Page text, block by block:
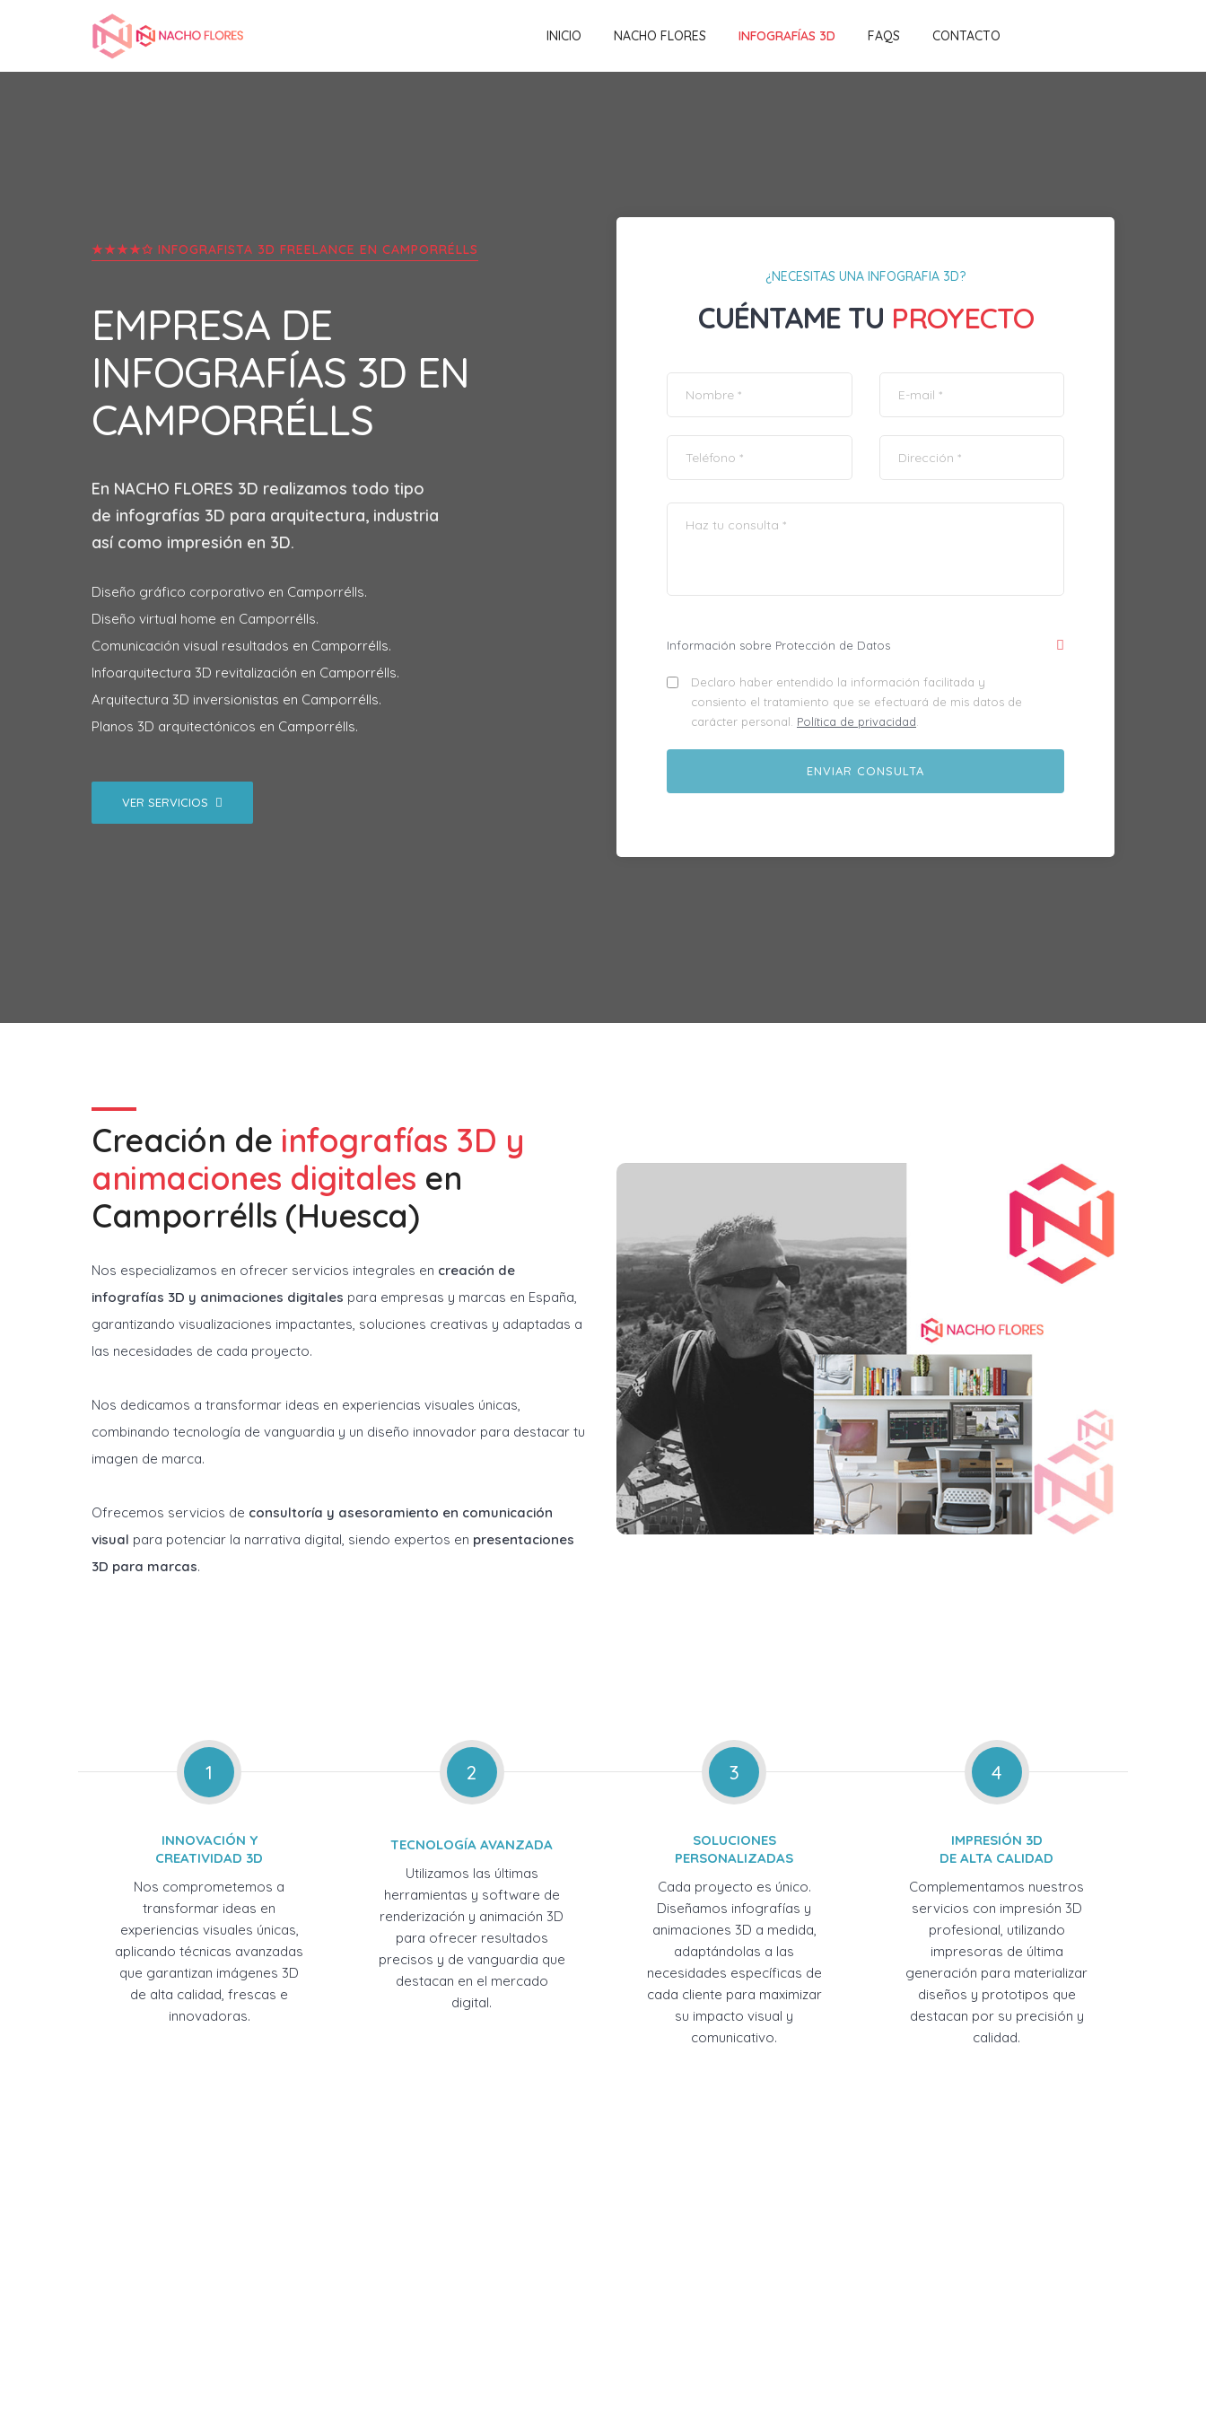
INICIO NACHO FLORES INFOGRAFÍAS 3D FAQS CONTACTO
★★★★✩ INFOGRAFISTA 3D FREELANCE EN CAMPORRÉLLS
EMPRESA DE
INFOGRAFÍAS 3D EN
CAMPORRÉLLS
En NACHO FLORES 3D realizamos todo tipo
de infografías 3D para arquitectura, industria
así como impresión en 3D.
Diseño gráfico corporativo en Camporrélls.
Diseño virtual home en Camporrélls.
Comunicación visual resultados en Camporrélls.
Infoarquitectura 3D revitalización en Camporrélls.
Arquitectura 3D inversionistas en Camporrélls.
Planos 3D arquitectónicos en Camporrélls.
VER SERVICIOS
¿NECESITAS UNA INFOGRAFIA 3D?
CUÉNTAME TU PROYECTO
Información sobre Protección de Datos
Declaro haber entendido la información facilitada y
consiento el tratamiento que se efectuará de mis datos de
carácter personal. Política de privacidad
Creación de infografías 3D y
animaciones digitales en
Camporrélls (Huesca)
Nos especializamos en ofrecer servicios integrales en creación de
infografías 3D y animaciones digitales para empresas y marcas en España,
garantizando visualizaciones impactantes, soluciones creativas y adaptadas a
las necesidades de cada proyecto.
Nos dedicamos a transformar ideas en experiencias visuales únicas,
combinando tecnología de vanguardia y un diseño innovador para destacar tu
imagen de marca.
Ofrecemos servicios de consultoría y asesoramiento en comunicación
visual para potenciar la narrativa digital, siendo expertos en presentaciones
3D para marcas.
1
INNOVACIÓN Y
CREATIVIDAD 3D
Nos comprometemos a
transformar ideas en
experiencias visuales únicas,
aplicando técnicas avanzadas
que garantizan imágenes 3D
de alta calidad, frescas e
innovadoras.
2
TECNOLOGÍA AVANZADA
Utilizamos las últimas
herramientas y software de
renderización y animación 3D
para ofrecer resultados
precisos y de vanguardia que
destacan en el mercado
digital.
3
SOLUCIONES
PERSONALIZADAS
Cada proyecto es único.
Diseñamos infografías y
animaciones 3D a medida,
adaptándolas a las
necesidades específicas de
cada cliente para maximizar
su impacto visual y
comunicativo.
4
IMPRESIÓN 3D
DE ALTA CALIDAD
Complementamos nuestros
servicios con impresión 3D
profesional, utilizando
impresoras de última
generación para materializar
diseños y prototipos que
destacan por su precisión y
calidad.